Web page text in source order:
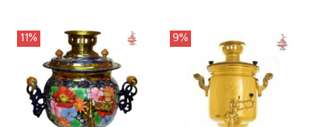
11% 9%